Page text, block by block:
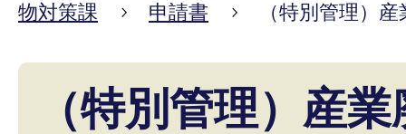
物対策課
申請書 （特別管理）
（特別管理）産